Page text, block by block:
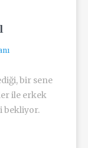
bir sene
ile erkek
bekliyor.